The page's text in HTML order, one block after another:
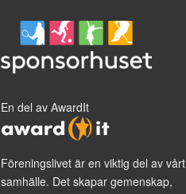
En del av AwardIt
Föreningslivet är en viktig del av vårt
samhälle. Det skapar gemenskap,